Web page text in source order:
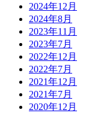
2024年12月
2024年8月
2023年11月
2023年7月
2022年12月
2022年7月
2021年12月
2021年7月
2020年12月